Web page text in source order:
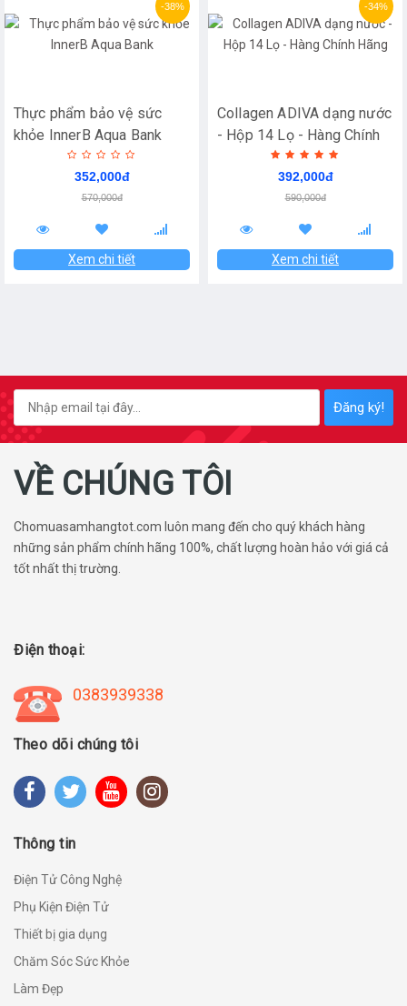
-38%
Thực phẩm bảo vệ sức
khỏe InnerB Aqua Bank
352,000đ
570,000đ
Xem chi tiết
-34%
Collagen ADIVA dạng nước
- Hộp 14 Lọ - Hàng Chính
392,000đ
590,000đ
Xem chi tiết
Đăng ký!
VỀ CHÚNG TÔI
Chomuasamhangtot.com luôn mang đến cho quý khách hàng
những sản phẩm chính hãng 100%, chất lượng hoàn hảo với giá cả
tốt nhất thị trường.
Điện thoại:
0383939338
Theo dõi chúng tôi
Thông tin
Điện Tử Công Nghệ
Phụ Kiện Điện Tử
Thiết bị gia dụng
Chăm Sóc Sức Khỏe
Làm Đẹp